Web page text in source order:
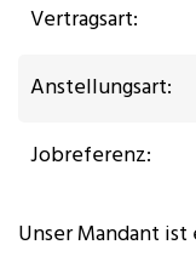
Vertragsart:
Anstellungsart:
Jobreferenz:
Unser Mandant